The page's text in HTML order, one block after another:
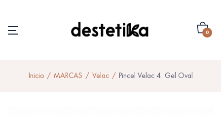
0
Inicio MARCAS Velac Pincel Velac 4. Gel Oval